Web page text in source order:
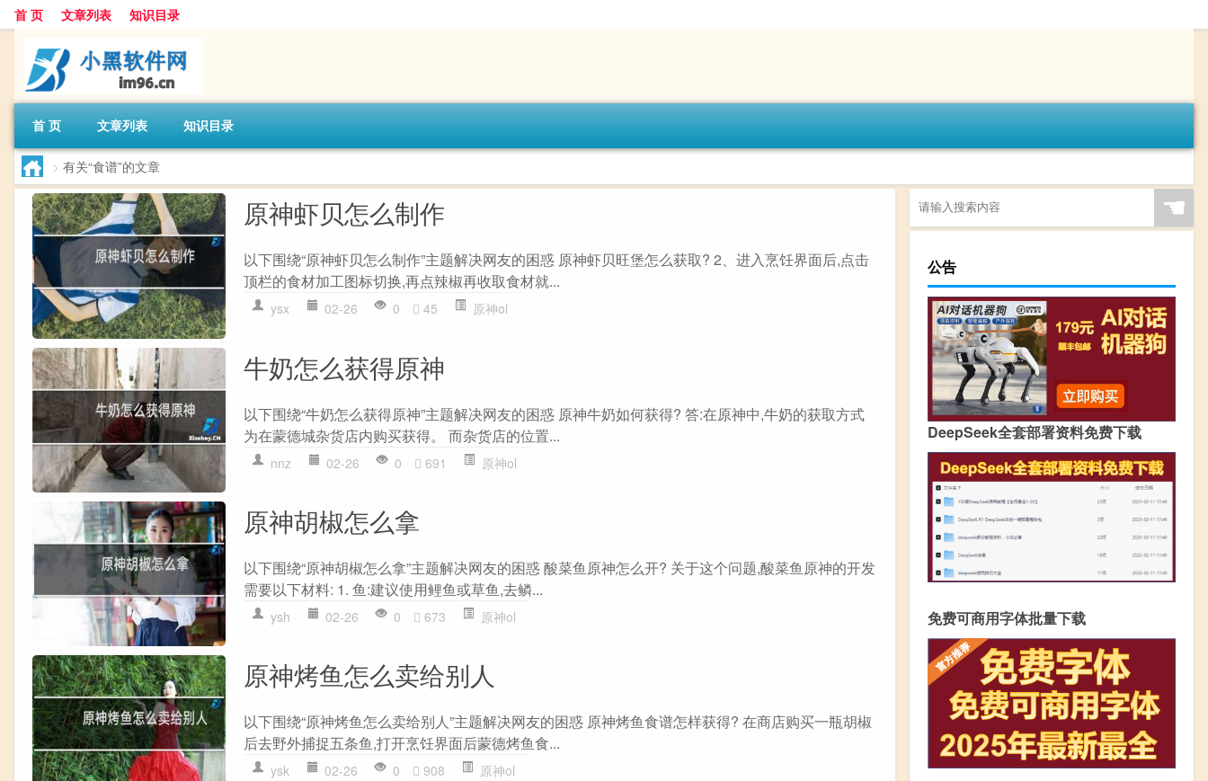
首 页 文章列表 知识目录
首 页 文章列表 知识目录
> 有关“食谱”的文章
原神虾贝怎么制作
以下围绕“原神虾贝怎么制作”主题解决网友的困惑 原神虾贝旺堡怎么获取? 2、进入烹饪界面后,点击
顶栏的食材加工图标切换,再点辣椒再收取食材就...
ysx 02-26 0 45 原神ol
牛奶怎么获得原神
以下围绕“牛奶怎么获得原神”主题解决网友的困惑 原神牛奶如何获得? 答:在原神中,牛奶的获取方式
为在蒙德城杂货店内购买获得。 而杂货店的位置...
nnz 02-26 0 691 原神ol
原神胡椒怎么拿
以下围绕“原神胡椒怎么拿”主题解决网友的困惑 酸菜鱼原神怎么开? 关于这个问题,酸菜鱼原神的开发
需要以下材料: 1. 鱼:建议使用鲤鱼或草鱼,去鳞...
ysh 02-26 0 673 原神ol
原神烤鱼怎么卖给别人
以下围绕“原神烤鱼怎么卖给别人”主题解决网友的困惑 原神烤鱼食谱怎样获得? 在商店购买一瓶胡椒
后去野外捕捉五条鱼,打开烹饪界面后蒙德烤鱼食...
ysk 02-26 0 908 原神ol
☚
公告
DeepSeek全套部署资料免费下载
免费可商用字体批量下载